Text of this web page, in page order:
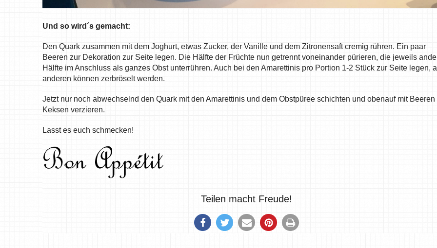
Und so wird´s gemacht:
Den Quark zusammen mit dem Joghurt, etwas Zucker, der Vanille und dem Zitronensaft cremig rühren. Ein paar
Beeren zur Dekoration zur Seite legen. Die Hälfte der Früchte nun getrennt voneinander pürieren, die jeweils
Hälfte im Anschluss als ganzes Obst unterrühren. Auch bei den Amarettinis pro Portion 1-2 Stück zur Seite legen,
anderen können zerbröselt werden.
Jetzt nur noch abwechselnd den Quark mit den Amarettinis und dem Obstpüree schichten und obenauf mit Beeren
Keksen verzieren.
Lasst es euch schmecken!
Teilen macht Freude!